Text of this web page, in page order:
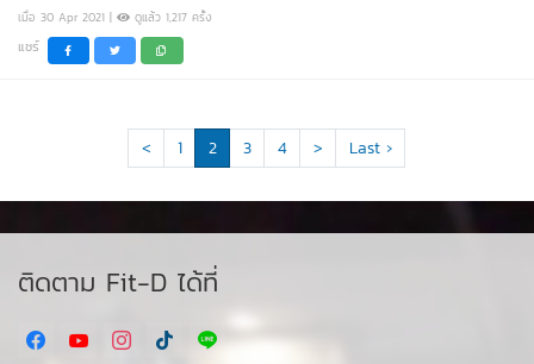
เมื่อ 30 Apr 2021 | ดูแล้ว 1,217 ครั้ง
แชร์
< 1 2 3 4 > Last ›
ติดตาม Fit-D ได้ที่